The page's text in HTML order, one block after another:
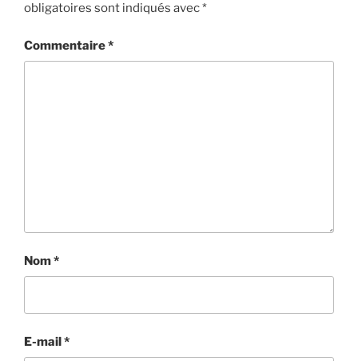
obligatoires sont indiqués avec*
Commentaire*
Nom*
E-mail*